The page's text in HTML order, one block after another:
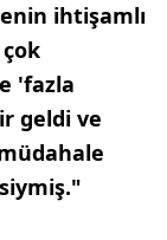
ihtişamlı
'fazla
geldi ve